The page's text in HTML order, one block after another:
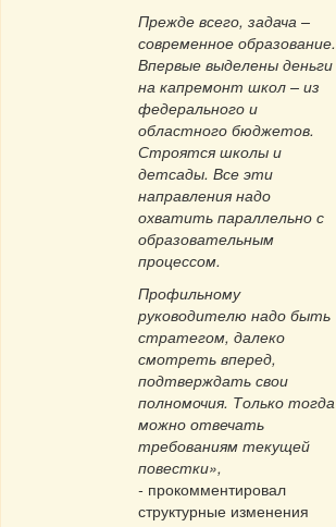
Прежде всего, задача –
современное образование.
Впервые выделены деньги
на капремонт школ – из
федерального и
областного бюджетов.
Строятся школы и
детсады. Все эти
направления надо
охватить параллельно с
образовательным
процессом.
Профильному
руководителю надо быть
стратегом, далеко
смотреть вперед,
подтверждать свои
полномочия. Только тогда
можно отвечать
требованиям текущей
повестки»,
- прокомментировал
структурные изменения